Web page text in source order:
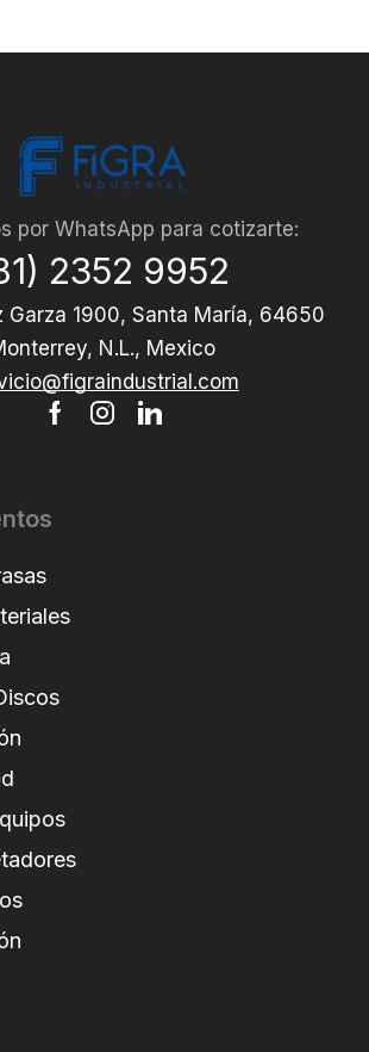
por WhatsApp para cotizarte:
2352 9952
Garza 1900, Santa María, 64650
N.L., Mexico